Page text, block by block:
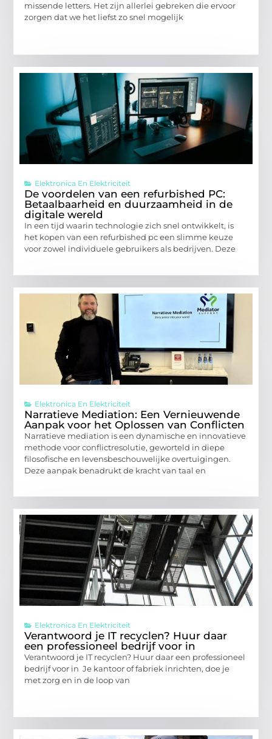
missende letters. Het zijn allerlei gebreken die ervoor
zorgen dat we het liefst zo snel mogelijk
Elektronica En Elektriciteit
De voordelen van een refurbished PC:
Betaalbaarheid en duurzaamheid in de
digitale wereld
In een tijd waarin technologie zich snel ontwikkelt, is
het kopen van een refurbished pc een slimme keuze
voor zowel individuele gebruikers als bedrijven. Deze
Elektronica En Elektriciteit
Narratieve Mediation: Een Vernieuwende
Aanpak voor het Oplossen van Conflicten
Narratieve mediation is een dynamische en innovatieve
methode voor conflictresolutie, geworteld in diepe
filosofische en levensbeschouwelijke overtuigingen.
Deze aanpak benadrukt de kracht van taal en
Elektronica En Elektriciteit
Verantwoord je IT recyclen? Huur daar
een professioneel bedrijf voor in
Verantwoord je IT recyclen? Huur daar een professioneel
bedrijf voor in Je kantoor of fabriek inrichten, doe je
met zorg en in de loop van